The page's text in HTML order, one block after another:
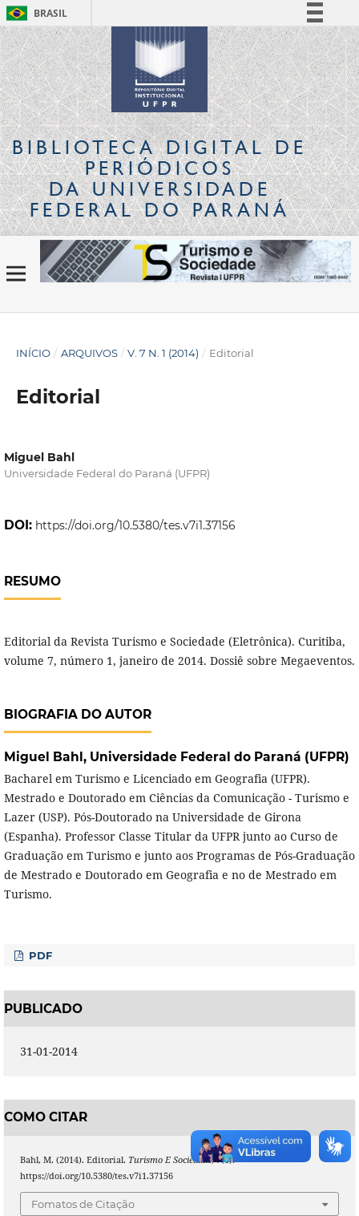
BRASIL
Simplifique!
Comunica BR
Participe
Acesso à informação
Legislação
Canais
BIBLIOTECA DIGITALDE
PERIÓDICOS
DA UNIVERSIDADE
FEDERAL DO PARANÁ
INÍCIO / ARQUIVOS / V. 7 N. 1 (2014) / Editorial
Editorial
Miguel Bahl
Universidade Federal do Paraná (UFPR)
DOI: https://doi.org/10.5380/tes.v7i1.37156
RESUMO
Editorial da Revista Turismo e Sociedade (Eletrônica). Curitiba,
volume 7, número 1, janeiro de 2014. Dossiê sobre Megaeventos.
BIOGRAFIA DO AUTOR
Miguel Bahl, Universidade Federal do Paraná (UFPR)
Bacharel em Turismo e Licenciado em Geografia (UFPR).
Mestrado e Doutorado em Ciências da Comunicação - Turismo e
Lazer (USP). Pós-Doutorado na Universidade de Girona
(Espanha). Professor Classe Titular da UFPR junto ao Curso de
Graduação em Turismo e junto aos Programas de Pós-Graduação
de Mestrado e Doutorado em Geografia e no de Mestrado em
Turismo.
PDF
PUBLICADO
31-01-2014
COMO CITAR
Bahl, M. (2014). Editorial. Turismo E Sociedade,7(1).
https://doi.org/10.5380/tes.v7i1.37156
Fomatos de Citação